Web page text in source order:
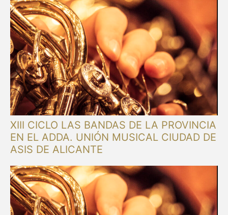
XIII CICLO LAS BANDAS DE LA PROVINCIA
EN EL ADDA. UNIÓN MUSICAL CIUDAD DE
ASIS DE ALICANTE